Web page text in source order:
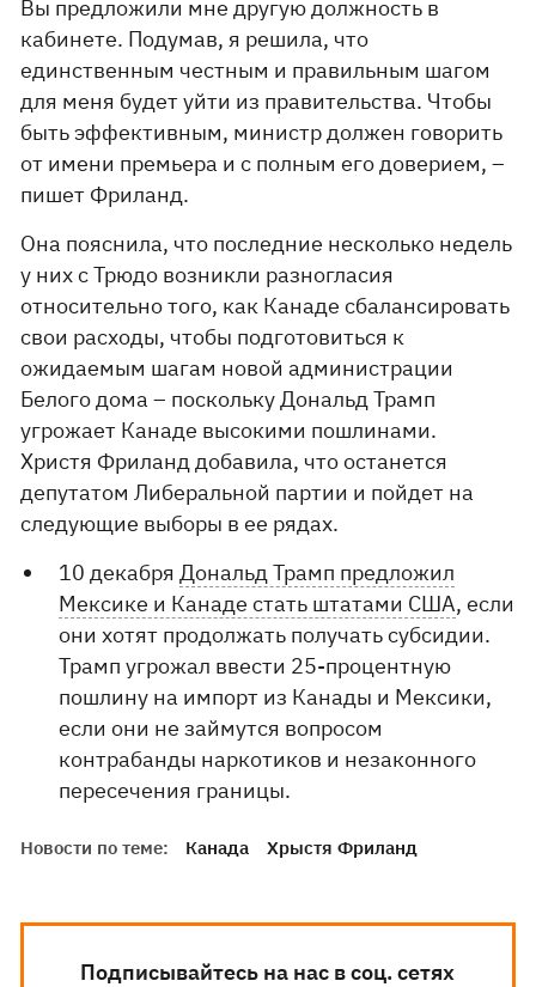
Вы предложили мне другую должность в
кабинете. Подумав, я решила, что
единственным честным и правильным шагом
для меня будет уйти из правительства. Чтобы
быть эффективным, министр должен говорить
от имени премьера и с полным его доверием, –
пишет Фриланд.
Она пояснила, что последние несколько недель
у них с Трюдо возникли разногласия
относительно того, как Канаде сбалансировать
свои расходы, чтобы подготовиться к
ожидаемым шагам новой администрации
Белого дома – поскольку Дональд Трамп
угрожает Канаде высокими пошлинами.
Христя Фриланд добавила, что останется
депутатом Либеральной партии и пойдет на
следующие выборы в ее рядах.
10 декабряДональд Трамп предложил
Мексике и Канаде стать штатами США, если
они хотят продолжать получать субсидии.
Трамп угрожал ввести 25-процентную
пошлину на импорт из Канады и Мексики,
если они не займутся вопросом
контрабанды наркотиков и незаконного
пересечения границы.
Новости по теме: Канада Хрыстя Фриланд
Подписывайтесь на нас в соц. сетях